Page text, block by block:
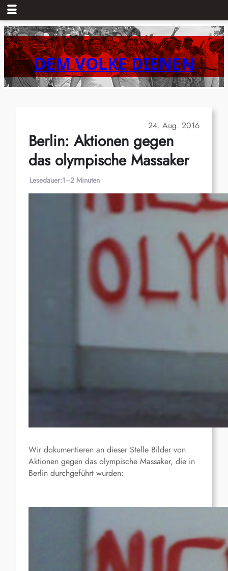
Zum
Inhalt
springenDEM VOLKE DIENEN
24. Aug. 2016
Berlin: Aktionen gegen
das olympische Massaker
Lesedauer:1–2 Minuten
Wir dokumentieren an dieser Stelle Bilder von
Aktionen gegen das olympische Massaker, die in
Berlin durchgeführt wurden: